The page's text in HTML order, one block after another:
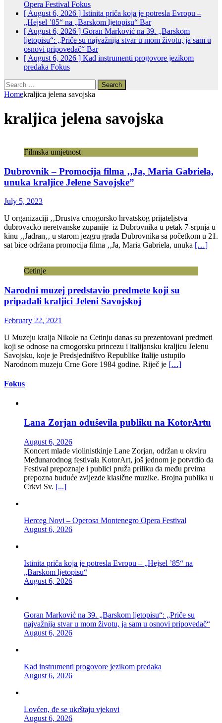
Opera Festival Fokus
[ August 6, 2026 ] Istinita priča koja je potresla Evropu –
„Hejsel ’85“ na „Barskom ljetopisu“ Bar
[ August 6, 2026 ] Goran Marković na 39. „Barskom
ljetopisu“: „Priče su najvažnija stvar u mom životu, ja sam u
osnovi pripovedač“ Bar
[ August 6, 2026 ] Kad instrumenti progovore jezikom
predaka Fokus
Search
for:
Homekraljica jelena savojska
kraljica jelena savojska
Filmska umjetnost
Dubrovnik – Promocija filma ‚‚Ja, Maria Gabriela,
unuka kraljice Jelene Savojske”
July 5, 2023
U organizaciji ‚‚Drustva crnogorsko hrvatskog prijateljstva
dubrovacko neretvanske zupanije iz Dubrovnika u petak 7-srpnja u
kinu ‚‚Jadran‚‚ u starom jezgru grada Dubrovnika sa početkom u 21.
sat bice održana promocija filma ‚‚Ja, Maria Gabriela, unuka […]
Cetinje
Narodni muzej predstavio predmete koji su
pripadali kraljici Jeleni Savojskoj
February 22, 2021
U Muzeju kralja Nikole na Cetinju danas su prezentovani predmeti
koji se odnose na crnogorsku princezu i italijansku kraljicu Jelenu
Savojsku, koje je Predsjedništvo Republike Italije ustupilo
Narodnom muzeju Crne Gore 1984 godine. Riječ je […]
Fokus
Lana Zorjan oduševila publiku na KotorArtu
August 6, 2026
Koncert mlade violinistkinje Lane Zorjan, održan u okviru
Međunarodnog festivala KotorArt, još jednom je potvrdio da
Festival prepoznaje i publici pruža priliku da među prvima
prepozna buduće zvijezde klasične muzike. Brojna publika u
Crkvi Sv. [...]
Herceg Novi – Operosa Montenegro Opera Festival
August 6, 2026
Istinita priča koja je potresla Evropu – „Hejsel ’85“ na
„Barskom ljetopisu“
August 6, 2026
Goran Marković na 39. „Barskom ljetopisu“: „Priče su
najvažnija stvar u mom životu, ja sam u osnovi pripovedač“
August 6, 2026
Kad instrumenti progovore jezikom predaka
August 6, 2026
Lovćen, đe se ukrštaju vjekovi
August 6, 2026